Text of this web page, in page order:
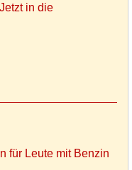
in die
für Leute mit Benzin